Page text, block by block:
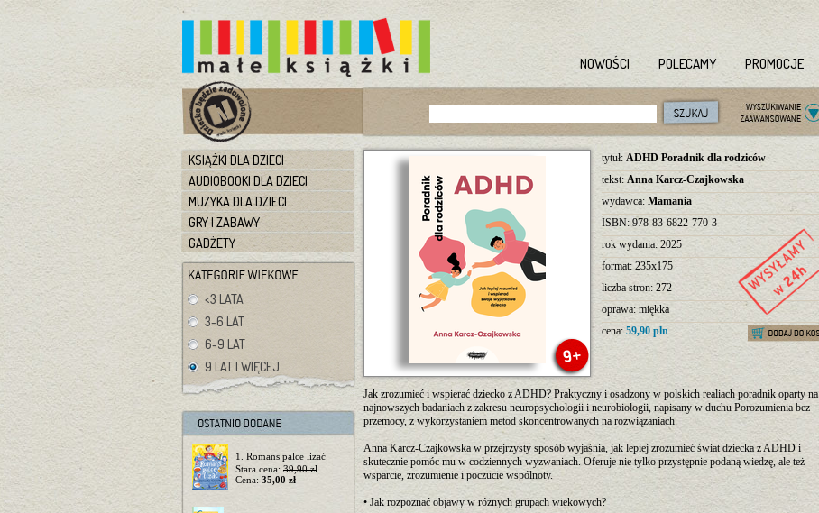
NOWOŚCI POLECAMY PROMOCJE
KSIĄŻKI DLA DZIECI
AUDIOBOOKI DLA DZIECI
MUZYKA DLA DZIECI
GRY I ZABAWY
GADŻETY
<3 LATA
3-6 LAT
6-9 LAT
9 LAT I WIĘCEJ
1. Romans palce lizać
Stara cena: 39,90 zł
Cena: 35,00 zł
tytuł: ADHD Poradnik dla rodziców
tekst: Anna Karcz-Czajkowska
wydawca: Mamania
ISBN: 978-83-6822-770-3
rok wydania: 2025
format: 235x175
liczba stron: 272
oprawa: miękka
cena: 59,90 pln
Jak zrozumieć i wspierać dziecko z ADHD? Praktyczny i osadzony w polskich realiach poradnik oparty na
najnowszych badaniach z zakresu neuropsychologii i neurobiologii, napisany w duchu Porozumienia bez
przemocy, z wykorzystaniem metod skoncentrowanych na rozwiązaniach.
Anna Karcz-Czajkowska w przejrzysty sposób wyjaśnia, jak lepiej zrozumieć świat dziecka z ADHD i
skutecznie pomóc mu w codziennych wyzwaniach. Oferuje nie tylko przystępnie podaną wiedzę, ale też
wsparcie, zrozumienie i poczucie wspólnoty.
• Jak rozpoznać objawy w różnych grupach wiekowych?